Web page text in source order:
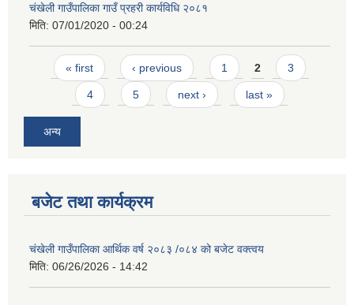
चंखेली गाउँपालिका गाउँ प्रहरी कार्यविधि २०८१
मिति: 07/01/2020 - 00:24
Pages
« first ‹ previous 1 2 3
4 5 next › last »
अन्य
बजेट तथा कार्यक्रम
चंखेली गाउँपालिका आर्थिक वर्ष २०८३ /०८४ को बजेट वक्त्वय
मिति: 06/26/2026 - 14:42